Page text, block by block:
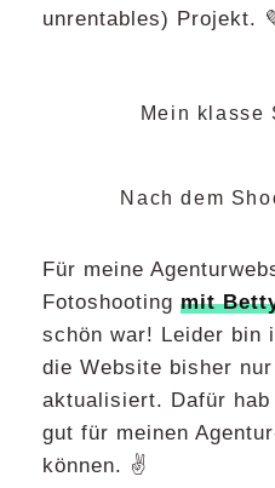
unrentables) Projekt.
Mein klasse
Nach dem
Für meine
Fotoshootingmit
schön war! Leider bin
die Website bisher
aktualisiert. Dafür
gut für meinen
können. ✌️